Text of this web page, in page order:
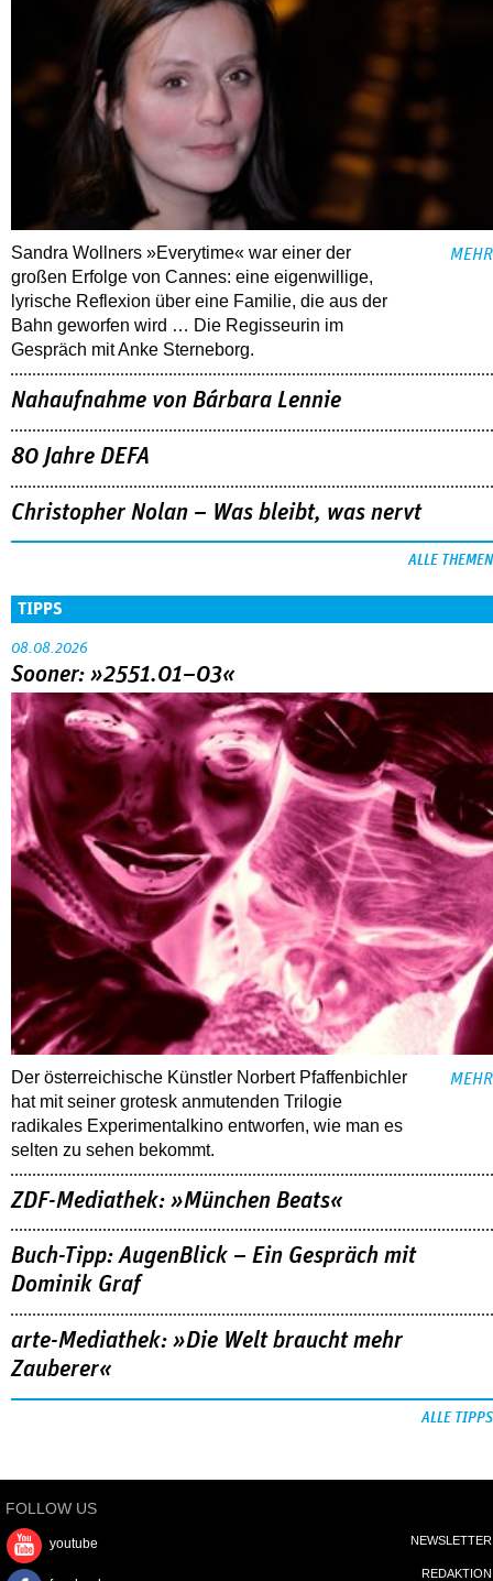
Sandra Wollners »Everytime« war einer der
großen Erfolge von Cannes: eine eigenwillige,
lyrische Reflexion über eine ­Familie, die aus der
Bahn geworfen wird … Die Regisseurin im
Gespräch mit Anke Sterneborg.
MEHR
Nahaufnahme von Bárbara Lennie
80 Jahre DEFA
Christopher Nolan – Was bleibt, was nervt
ALLE THEMEN
TIPPS
08.08.2026
Sooner: »2551.01–03«
Der österreichische Künstler Norbert Pfaffenbichler
hat mit seiner grotesk anmutenden Trilogie
radikales Experimentalkino entworfen, wie man es
selten zu sehen bekommt.
MEHR
ZDF-Mediathek: »München Beats«
Buch-Tipp: AugenBlick – Ein Gespräch mit
Dominik Graf
arte-Mediathek: »Die Welt braucht mehr
Zauberer«
ALLE TIPPS
FOLLOW US
youtube NEWSLETTER
REDAKTION